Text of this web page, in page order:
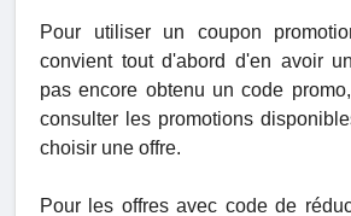
Pour utiliser un coupon
convient tout d'abord d'en avoir
pas encore obtenu un code
consulter les promotions
choisir une offre.
Pour les offres avec code de